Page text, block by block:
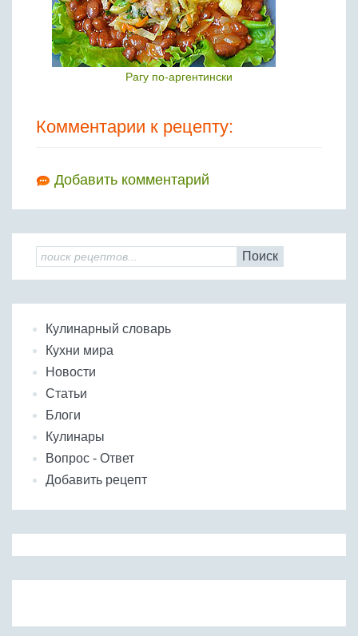
Рагу по-аргентински
Комментарии к рецепту:
Добавить комментарий
Поиск
Кулинарный словарь
Кухни мира
Новости
Статьи
Блоги
Кулинары
Вопрос - Ответ
Добавить рецепт